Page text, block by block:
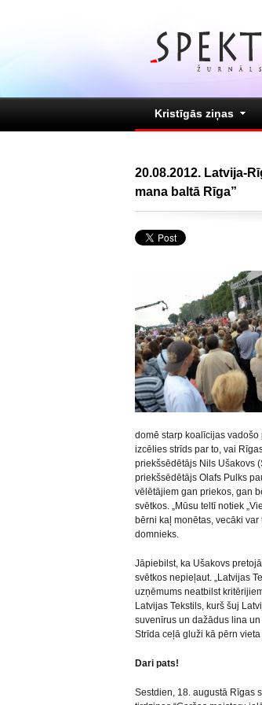
Kristīgās ziņas
20.08.2012. Latvija-
mana baltā Rīga”
domē starp koalīcijas vadošo
izcēlies strīds par to, vai
priekšsēdētājs Nils Ušakovs
priekšsēdētājs Olafs Pulks
vēlētājiem gan priekos, gan
svētkos. „Mūsu teltī notiek
bērni kaļ monētas, vecāki
domnieks.
Jāpiebilst, ka Ušakovs
svētkos nepieļaut. „Latvijas
uzņēmums neatbilst
Latvijas Tekstils, kurš šuj
suvenīrus un dažādus lina
Strīda ceļā gluži kā pērn
Dari pats!
Sestdien, 18. augustā Rīgas